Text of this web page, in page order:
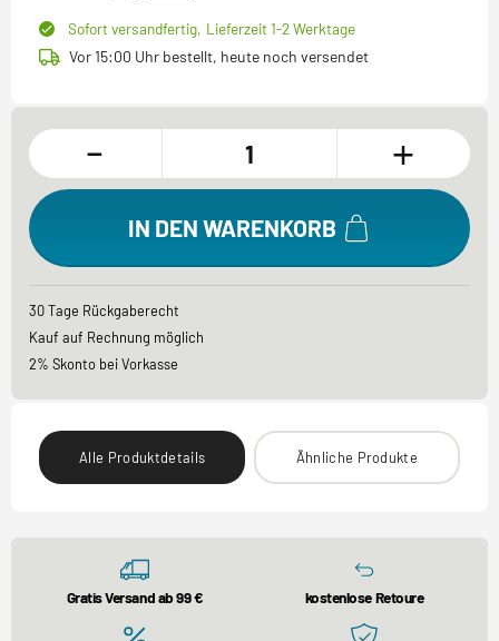
Sofort versandfertig, Lieferzeit 1-2 Werktage
Vor 15:00 Uhr bestellt, heute noch versendet
- +
IN DEN WARENKORB
30 Tage Rückgaberecht
Kauf auf Rechnung möglich
2% Skonto bei Vorkasse
Alle Produktdetails Ähnliche Produkte
Gratis Versand ab 99 € kostenlose Retoure